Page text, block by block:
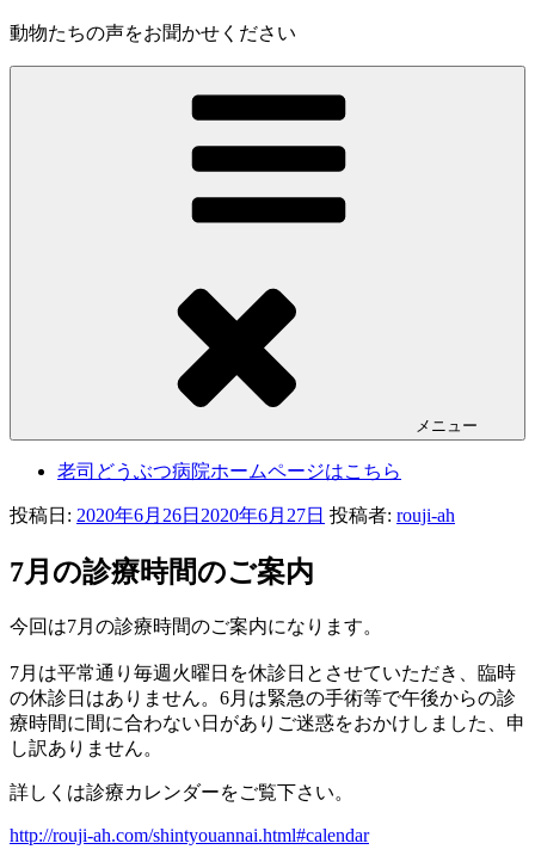
動物たちの声をお聞かせください
メニュー
老司どうぶつ病院ホームページはこちら
投稿日: 2020年6月26日 2020年6月27日 投稿者: rouji-ah
7月の診療時間のご案内
今回は7月の診療時間のご案内になります。
7月は平常通り毎週火曜日を休診日とさせていただき、臨時
の休診日はありません。6月は緊急の手術等で午後からの診
療時間に間に合わない日がありご迷惑をおかけしました、申
し訳ありません。
詳しくは診療カレンダーをご覧下さい。
http://rouji-ah.com/shintyouannai.html#calendar